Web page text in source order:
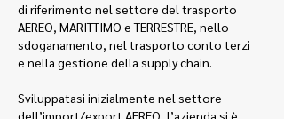
di riferimento nel settore del trasporto
AEREO, MARITTIMO e TERRESTRE, nello
sdoganamento, nel trasporto conto terzi
e nella gestione della supply chain.
Sviluppatasi inizialmente nel settore
dell’import/export AEREO, l’azienda si è